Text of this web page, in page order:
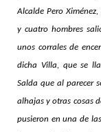
Alcalde Pero
y cuatro hombres
unos corrales de
dicha Villa, que se
Salda que al parecer
alhajas y otras cosas
pusieron en una de